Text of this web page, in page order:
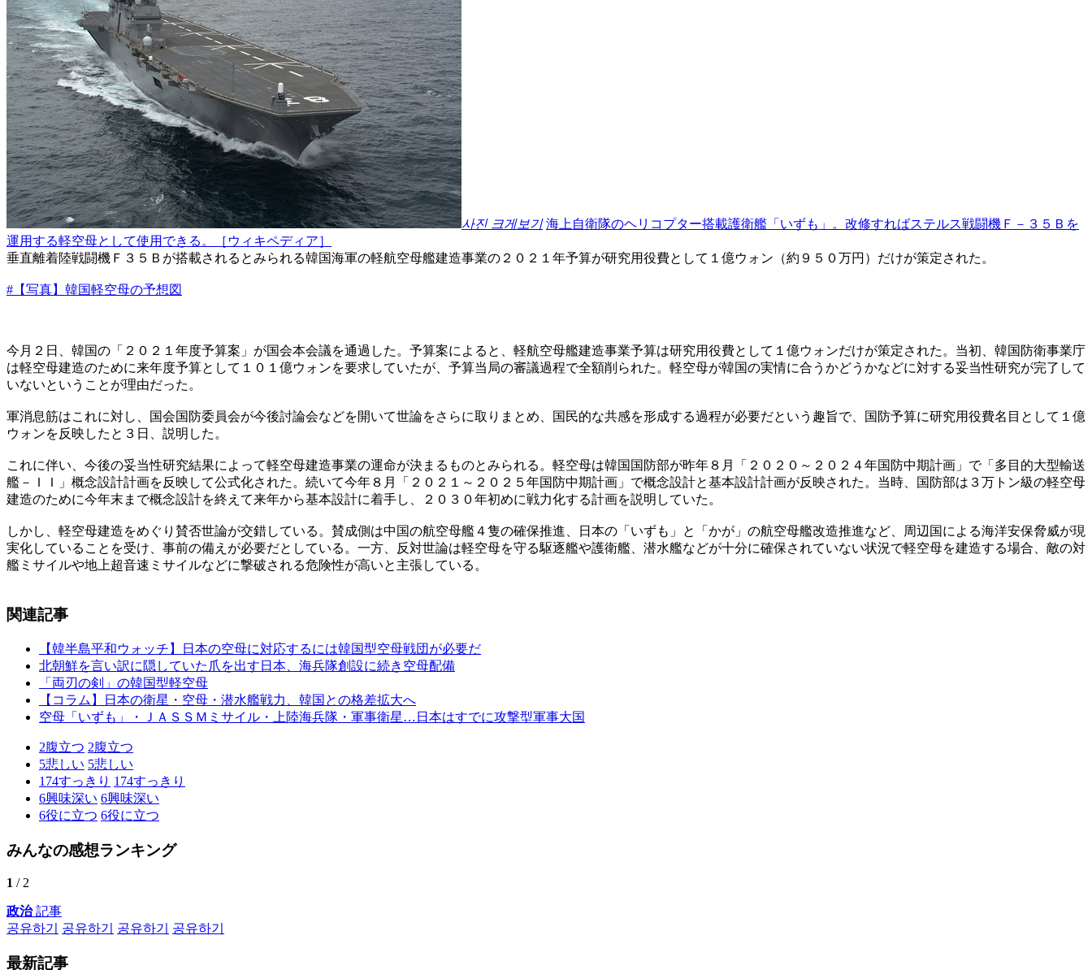
사진 크게보기 海上自衛隊のヘリコプター搭載護衛艦「いずも」。改修すればステルス戦闘機Ｆ－３５Ｂを
運用する軽空母として使用できる。［ウィキペディア］
垂直離着陸戦闘機Ｆ３５Ｂが搭載されるとみられる韓国海軍の軽航空母艦建造事業の２０２１年予算が研究用役費として１億ウォン（約９５０万円）だけが策定された。
#【写真】韓国軽空母の予想図
今月２日、韓国の「２０２１年度予算案」が国会本会議を通過した。予算案によると、軽航空母艦建造事業予算は研究用役費として１億ウォンだけが策定された。当初、韓国防衛事業庁
は軽空母建造のために来年度予算として１０１億ウォンを要求していたが、予算当局の審議過程で全額削られた。軽空母が韓国の実情に合うかどうかなどに対する妥当性研究が完了して
いないということが理由だった。
軍消息筋はこれに対し、国会国防委員会が今後討論会などを開いて世論をさらに取りまとめ、国民的な共感を形成する過程が必要だという趣旨で、国防予算に研究用役費名目として１億
ウォンを反映したと３日、説明した。
これに伴い、今後の妥当性研究結果によって軽空母建造事業の運命が決まるものとみられる。軽空母は韓国国防部が昨年８月「２０２０～２０２４年国防中期計画」で「多目的大型輸送
艦－ＩＩ」概念設計計画を反映して公式化された。続いて今年８月「２０２１～２０２５年国防中期計画」で概念設計と基本設計計画が反映された。当時、国防部は３万トン級の軽空母
建造のために今年末まで概念設計を終えて来年から基本設計に着手し、２０３０年初めに戦力化する計画を説明していた。
しかし、軽空母建造をめぐり賛否世論が交錯している。賛成側は中国の航空母艦４隻の確保推進、日本の「いずも」と「かが」の航空母艦改造推進など、周辺国による海洋安保脅威が現
実化していることを受け、事前の備えが必要だとしている。一方、反対世論は軽空母を守る駆逐艦や護衛艦、潜水艦などが十分に確保されていない状況で軽空母を建造する場合、敵の対
艦ミサイルや地上超音速ミサイルなどに撃破される危険性が高いと主張している。
関連記事
【韓半島平和ウォッチ】日本の空母に対応するには韓国型空母戦団が必要だ
北朝鮮を言い訳に隠していた爪を出す日本、海兵隊創設に続き空母配備
「両刃の剣」の韓国型軽空母
【コラム】日本の衛星・空母・潜水艦戦力、韓国との格差拡大へ
空母「いずも」・ＪＡＳＳＭミサイル・上陸海兵隊・軍事衛星…日本はすでに攻撃型軍事大国
2腹立つ 2腹立つ
5悲しい 5悲しい
174すっきり 174すっきり
6興味深い 6興味深い
6役に立つ 6役に立つ
みんなの感想ランキング
1 / 2
政治記事
공유하기
공유하기 공유하기 공유하기
最新記事